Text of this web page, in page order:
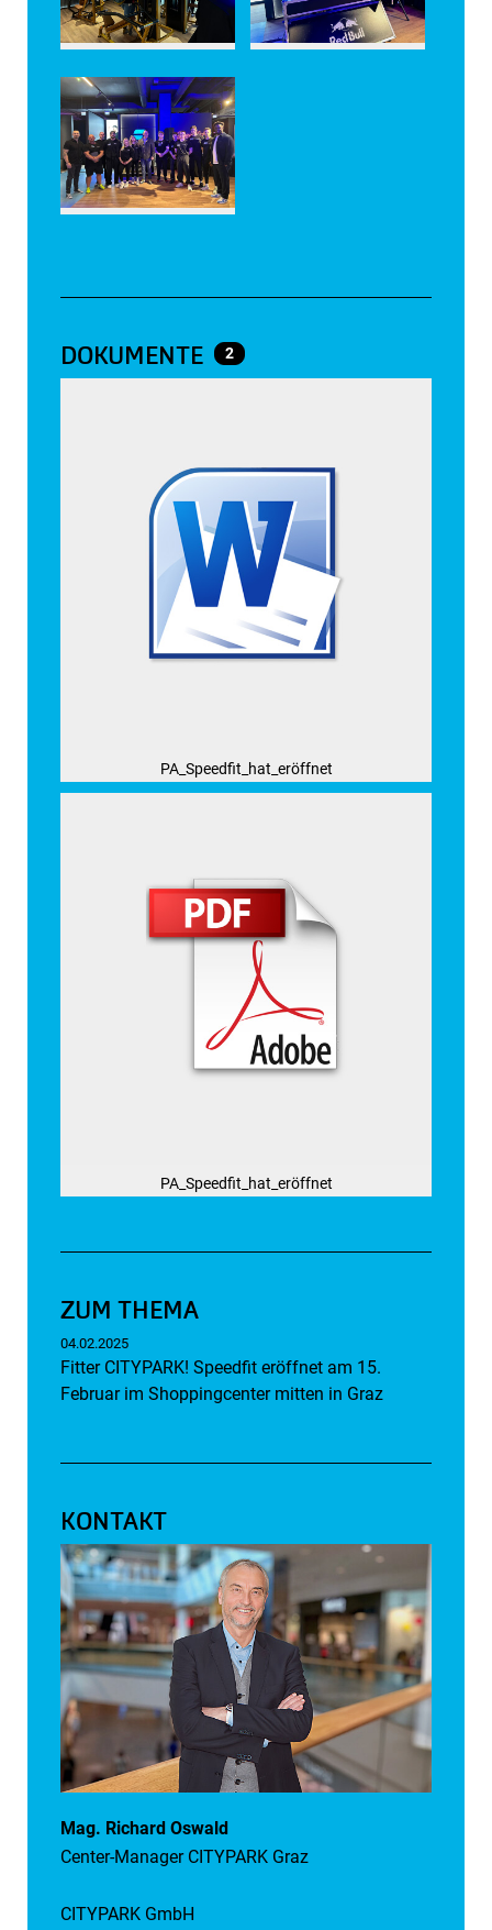
DOKUMENTE 2
PA_Speedfit_hat_eröffnet
PA_Speedfit_hat_eröffnet
ZUM THEMA
04.02.2025
Fitter CITYPARK! Speedfit eröffnet am 15.
Februar im Shoppingcenter mitten in Graz
KONTAKT
Mag. Richard Oswald
Center-Manager CITYPARK Graz
CITYPARK GmbH